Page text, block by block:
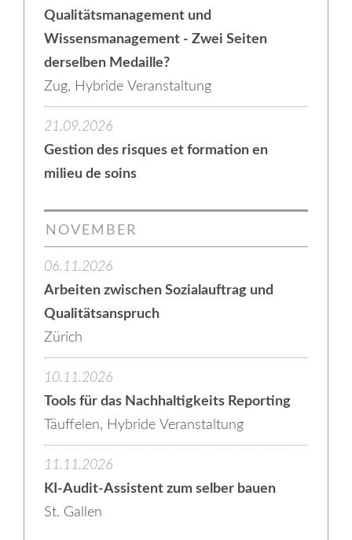
Qualitätsmanagement und
Wissensmanagement - Zwei Seiten
derselben Medaille?
Zug, Hybride Veranstaltung
21.09.2026
Gestion des risques et formation en
milieu de soins
NOVEMBER
06.11.2026
Arbeiten zwischen Sozialauftrag und
Qualitätsanspruch
Zürich
10.11.2026
Tools für das Nachhaltigkeits Reporting
Täuffelen, Hybride Veranstaltung
11.11.2026
KI-Audit-Assistent zum selber bauen
St. Gallen